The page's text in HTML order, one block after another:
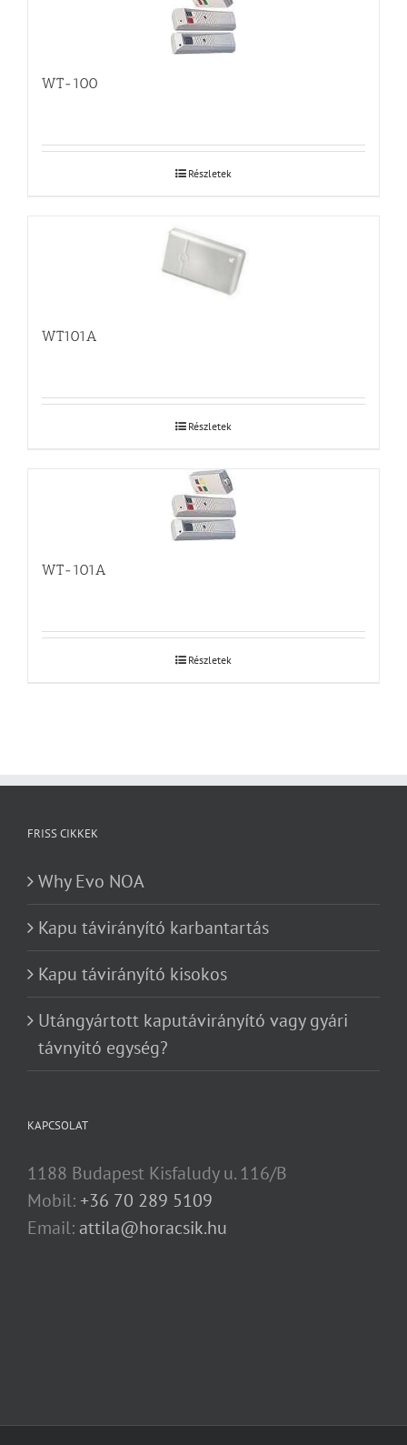
WT-100
Részletek
WT101A
Részletek
WT-101A
Részletek
FRISS CIKKEK
Why Evo NOA
Kapu távirányító karbantartás
Kapu távirányító kisokos
Utángyártott kaputávirányító vagy gyári
távnyitó egység?
KAPCSOLAT
1188 Budapest Kisfaludy u. 116/B
Mobil:+36 70 289 5109
Email: attila@horacsik.hu